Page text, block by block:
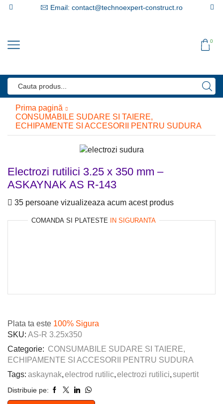
Email: contact@technoexpert-construct.ro
0
input
Prima pagină
CONSUMABILE SUDARE SI TAIERE,
ECHIPAMENTE SI ACCESORII PENTRU SUDURA
Electrozi rutilici 3.25 x 350 mm –
ASKAYNAK AS R-143
35 persoane vizualizeaza acum acest produs
COMANDA SI PLATESTE IN SIGURANTA
Plata ta este 100% Sigura
SKU: AS-R 3.25x350
Categorie: CONSUMABILE SUDARE SI TAIERE,
ECHIPAMENTE SI ACCESORII PENTRU SUDURA
Tags: askaynak,electrod rutilic,electrozi rutilici,supertit
Distribuie pe: